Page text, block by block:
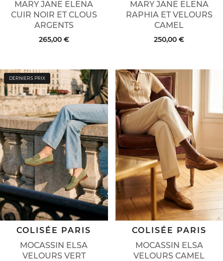
MARY JANE ELENA
CUIR NOIR ET CLOUS
ARGENTS
265,00 €
MARY JANE ELENA
RAPHIA ET VELOURS
CAMEL
250,00 €
DERNIERS PRIX
MOCASSIN ELSA
VELOURS VERT
COLISÉE PARIS
MOCASSIN ELSA
VELOURS CAMEL
COLISÉE PARIS